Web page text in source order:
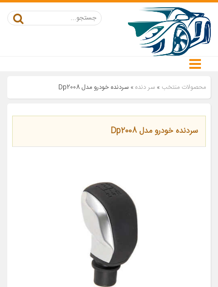
محصولات منتخب » سر دنده» سردنده خودرو مدل Dp2008
سردنده خودرو مدل Dp2008